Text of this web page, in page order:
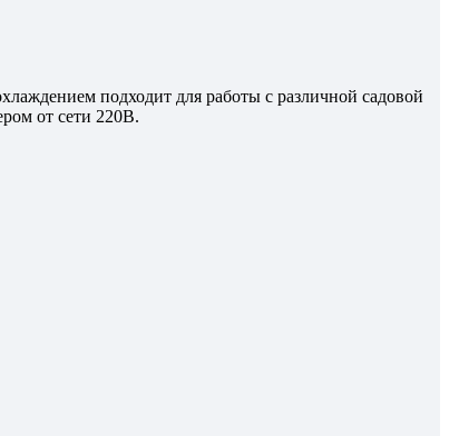
подходит для работы с различной садовой
от сети 220В.